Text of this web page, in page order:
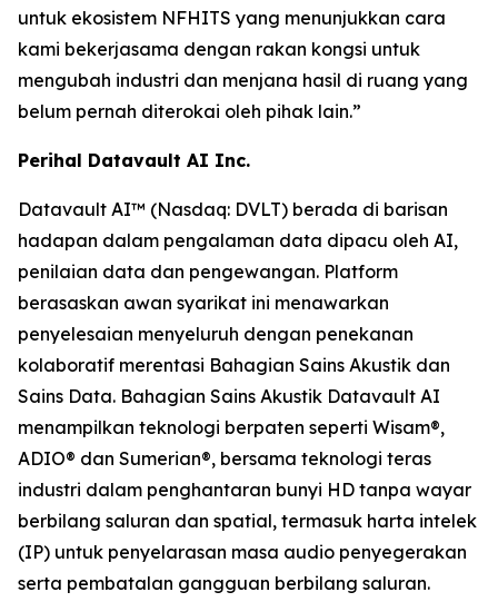
untuk ekosistem NFHITS yang menunjukkan cara
kami bekerjasama dengan rakan kongsi untuk
mengubah industri dan menjana hasil di ruang yang
belum pernah diterokai oleh pihak lain.”
Perihal Datavault AI Inc.
Datavault AI™ (Nasdaq: DVLT) berada di barisan
hadapan dalam pengalaman data dipacu oleh AI,
penilaian data dan pengewangan. Platform
berasaskan awan syarikat ini menawarkan
penyelesaian menyeluruh dengan penekanan
kolaboratif merentasi Bahagian Sains Akustik dan
Sains Data. Bahagian Sains Akustik Datavault AI
menampilkan teknologi berpaten seperti Wisam®,
ADIO® dan Sumerian®, bersama teknologi teras
industri dalam penghantaran bunyi HD tanpa wayar
berbilang saluran dan spatial, termasuk harta intelek
(IP) untuk penyelarasan masa audio penyegerakan
serta pembatalan gangguan berbilang saluran.